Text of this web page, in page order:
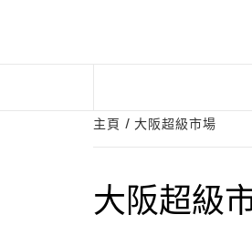
主頁 大阪超級市場
大阪超級